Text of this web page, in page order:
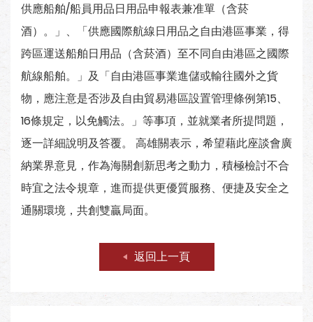
供應船舶/船員用品日用品申報表兼准單（含菸
酒）。」、「供應國際航線日用品之自由港區事業，得
跨區運送船舶日用品（含菸酒）至不同自由港區之國際
航線船舶。」及「自由港區事業進儲或輸往國外之貨
物，應注意是否涉及自由貿易港區設置管理條例第15、
16條規定，以免觸法。」等事項，並就業者所提問題，
逐一詳細說明及答覆。 高雄關表示，希望藉此座談會廣
納業界意見，作為海關創新思考之動力，積極檢討不合
時宜之法令規章，進而提供更優質服務、便捷及安全之
通關環境，共創雙贏局面。
返回上一頁